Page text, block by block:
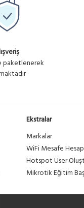
paketlenerek
Ekstralar
Markalar
WiFi Mesafe
Hotspot User
Mikrotik Eğitim